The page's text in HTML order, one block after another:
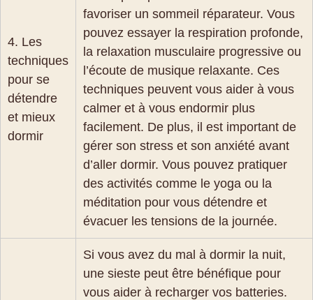
4. Les
techniques
pour se
détendre
et mieux
dormir
favoriser un sommeil réparateur. Vous
pouvez essayer la respiration profonde,
la relaxation musculaire progressive ou
l’écoute de musique relaxante. Ces
techniques peuvent vous aider à vous
calmer et à vous endormir plus
facilement. De plus, il est important de
gérer son stress et son anxiété avant
d’aller dormir. Vous pouvez pratiquer
des activités comme le yoga ou la
méditation pour vous détendre et
évacuer les tensions de la journée.
Si vous avez du mal à dormir la nuit,
une sieste peut être bénéfique pour
vous aider à recharger vos batteries.